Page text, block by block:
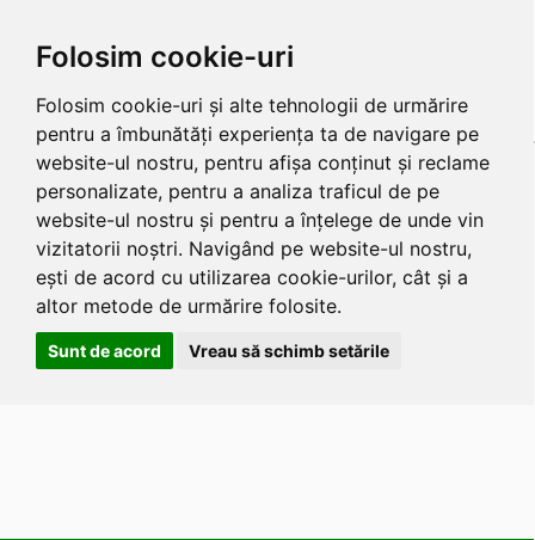
Folosim cookie-uri
Folosim cookie-uri și alte tehnologii de urmărire
pentru a îmbunătăți experiența ta de navigare pe
website-ul nostru, pentru afișa conținut și reclame
personalizate, pentru a analiza traficul de pe
website-ul nostru și pentru a înțelege de unde vin
vizitatorii noștri. Navigând pe website-ul nostru,
ești de acord cu utilizarea cookie-urilor, cât și a
altor metode de urmărire folosite.
Sunt de acord Vreau să schimb setările